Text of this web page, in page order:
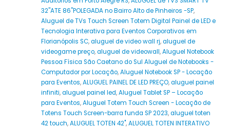
32''ATE 86''POLEGADA no Bairro‎ Alto de Pinheiros‎ -SP,
Aluguel de TVs Touch Screen Totem Digital Painel de LED e
Tecnologia Interativa para Eventos Corporativos em
Florianópolis SC,aluguel de video wall rj,aluguel de
videogame preço,aluguel de videowall,Aluguel Notebook
Pessoa Física São Caetano do Sul Aluguel de Notebooks -
Computador por Locação,Aluguel Notebook SP - Locação
para Eventos,ALUGUEL PAINEL DE LED PREÇO,aluguel painel
infiniti,aluguel painel led,Aluguel Tablet SP – Locação
para Eventos,Aluguel Totem Touch Screen - Locação de
Totens Touch Screen-barra funda SP 2023,aluguel toten
42 touch,ALUGUEL TOTEN 42",ALUGUEL TOTEN INTERATIVO